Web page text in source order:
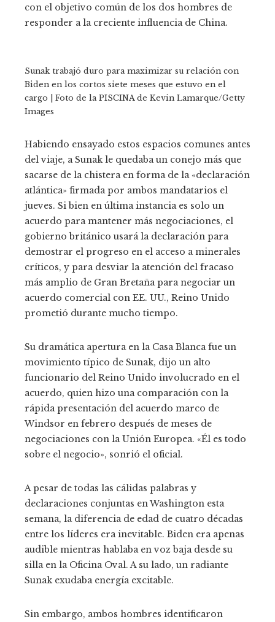
con el objetivo común de los dos hombres de
responder a la creciente influencia de China.
Sunak trabajó duro para maximizar su relación con
Biden en los cortos siete meses que estuvo en el
cargo | Foto de la PISCINA de Kevin Lamarque/Getty
Images
Habiendo ensayado estos espacios comunes antes
del viaje, a Sunak le quedaba un conejo más que
sacarse de la chistera en forma de la «declaración
atlántica» firmada por ambos mandatarios el
jueves. Si bien en última instancia es solo un
acuerdo para mantener más negociaciones, el
gobierno británico usará la declaración para
demostrar el progreso en el acceso a minerales
críticos, y para desviar la atención del fracaso
más amplio de Gran Bretaña para negociar un
acuerdo comercial con EE. UU., Reino Unido
prometió durante mucho tiempo.
Su dramática apertura en la Casa Blanca fue un
movimiento típico de Sunak, dijo un alto
funcionario del Reino Unido involucrado en el
acuerdo, quien hizo una comparación con la
rápida presentación del acuerdo marco de
Windsor en febrero después de meses de
negociaciones con la Unión Europea. «Él es todo
sobre el negocio», sonrió el oficial.
A pesar de todas las cálidas palabras y
declaraciones conjuntas en Washington esta
semana, la diferencia de edad de cuatro décadas
entre los líderes era inevitable. Biden era apenas
audible mientras hablaba en voz baja desde su
silla en la Oficina Oval. A su lado, un radiante
Sunak exudaba energía excitable.
Sin embargo, ambos hombres identificaron